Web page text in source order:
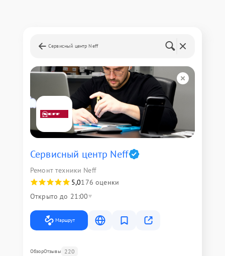
Сервисный центр Neff
Сервисный центр Neff
Ремонт техники Neff
5,0176 оценки
Открыто до 21:00
Маршрут
ОбзорОтзывы 220